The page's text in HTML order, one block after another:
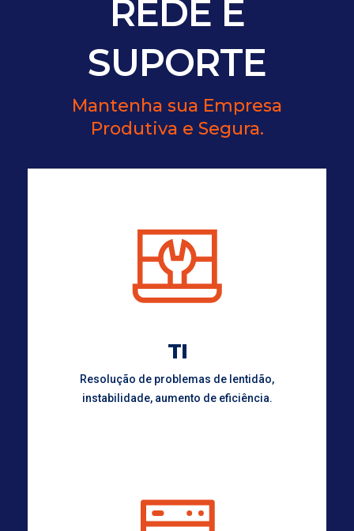
REDE E
SUPORTE
Mantenha sua Empresa
Produtiva e Segura.
TI
Resolução de problemas de lentidão,
instabilidade, aumento de eficiência.